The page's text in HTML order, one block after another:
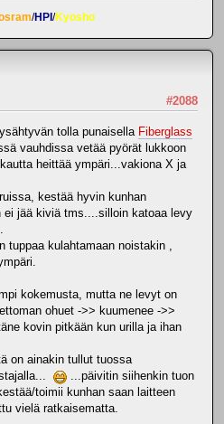
/HPI /Kyosho
#2088
tolla punaisella Fiberglass
vauhdissa vetää pyörät lukkoon
heittää ympäri...vakiona X ja
kestää hyvin kunhan
ei jää kiviä tms....silloin katoaa levy
kulahtamaan noistakin ,
kokemusta, mutta ne levyt on
ohuet ->> kuumenee ->>
kovin pitkään kun urilla ja ihan
on ainakin tullut tuossa
...päivitin siihenkin tuon
toimii kunhan saan laitteen
vielä ratkaisematta.